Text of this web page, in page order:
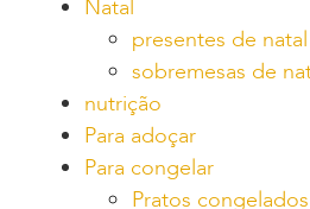
Natal
presentes de
sobremesas de
nutrição
Para adoçar
Para congelar
Pratos congelados